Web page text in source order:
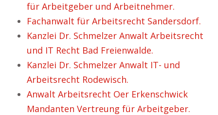
für Arbeitgeber und Arbeitnehmer.
Fachanwalt für Arbeitsrecht Sandersdorf.
Kanzlei Dr. Schmelzer Anwalt Arbeitsrecht
und IT Recht Bad Freienwalde.
Kanzlei Dr. Schmelzer Anwalt IT- und
Arbeitsrecht Rodewisch.
Anwalt Arbeitsrecht Oer Erkenschwick
Mandanten Vertreung für Arbeitgeber.